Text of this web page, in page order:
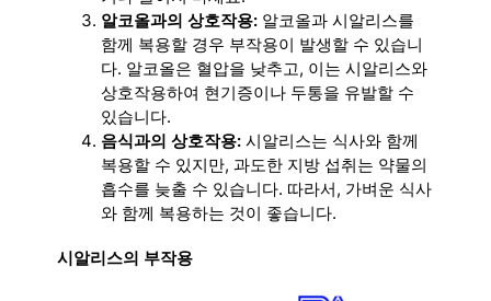
알코올과의 상호작용: 알코올과 시알리스를
함께 복용할 경우 부작용이 발생할 수 있습니
다. 알코올은 혈압을 낮추고, 이는 시알리스와
상호작용하여 현기증이나 두통을 유발할 수
있습니다.
음식과의 상호작용: 시알리스는 식사와 함께
복용할 수 있지만, 과도한 지방 섭취는 약물의
흡수를 늦출 수 있습니다. 따라서, 가벼운 식사
와 함께 복용하는 것이 좋습니다.
시알리스의 부작용